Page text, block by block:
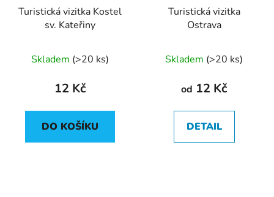
Turistická vizitka Kostel
sv. Kateřiny
Skladem (>20 ks)
12 Kč
DO KOŠÍKU
Turistická vizitka
Ostrava
hodnocení
produktu
5,0
z
Skladem (>20 ks)
od 12 Kč
DETAIL